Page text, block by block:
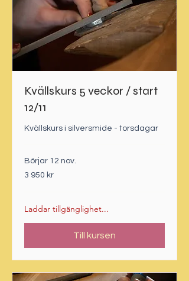
Kvällskurs 5 veckor / start
12/11
Kvällskurs i silversmide - torsdagar
Börjar 12 nov.
3 950
svenska
3 950 kr
Laddar tillgänglighet...
Till kursen